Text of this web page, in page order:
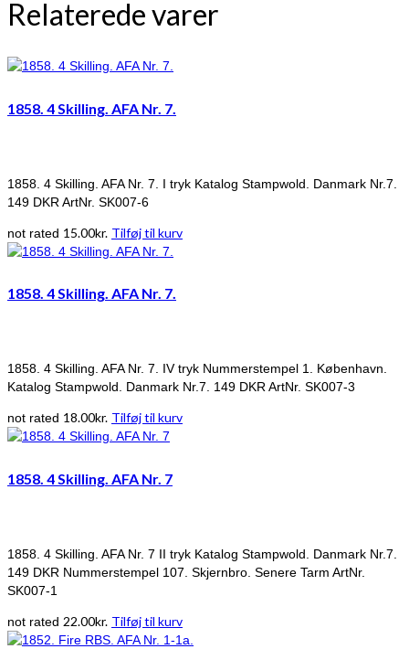
Relaterede varer
1858. 4 Skilling. AFA Nr. 7.
1858. 4 Skilling. AFA Nr. 7. I tryk Katalog Stampwold. Danmark Nr.7.
149 DKR ArtNr. SK007-6
not rated 15.00kr. Tilføj til kurv
1858. 4 Skilling. AFA Nr. 7.
1858. 4 Skilling. AFA Nr. 7. IV tryk Nummerstempel 1. København.
Katalog Stampwold. Danmark Nr.7. 149 DKR ArtNr. SK007-3
not rated 18.00kr. Tilføj til kurv
1858. 4 Skilling. AFA Nr. 7
1858. 4 Skilling. AFA Nr. 7 II tryk Katalog Stampwold. Danmark Nr.7.
149 DKR Nummerstempel 107. Skjernbro. Senere Tarm ArtNr.
SK007-1
not rated 22.00kr. Tilføj til kurv